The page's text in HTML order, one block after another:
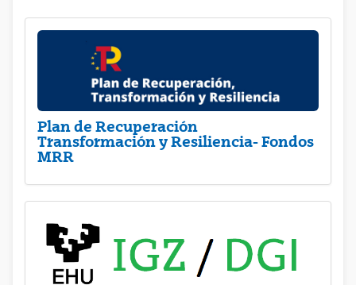
Plan de Recuperación
Transformación y Resiliencia- Fondos
MRR